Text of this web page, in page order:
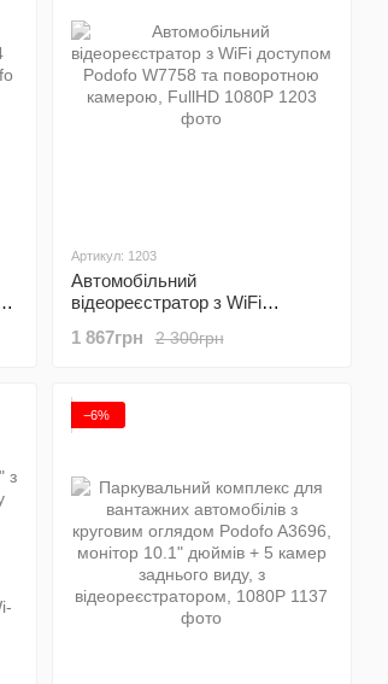
Артикул: 1203
Автомобільний
відеореєстратор з WiFi
поворотною камерою, FullHD
2 300грн
1 867грн
−6%